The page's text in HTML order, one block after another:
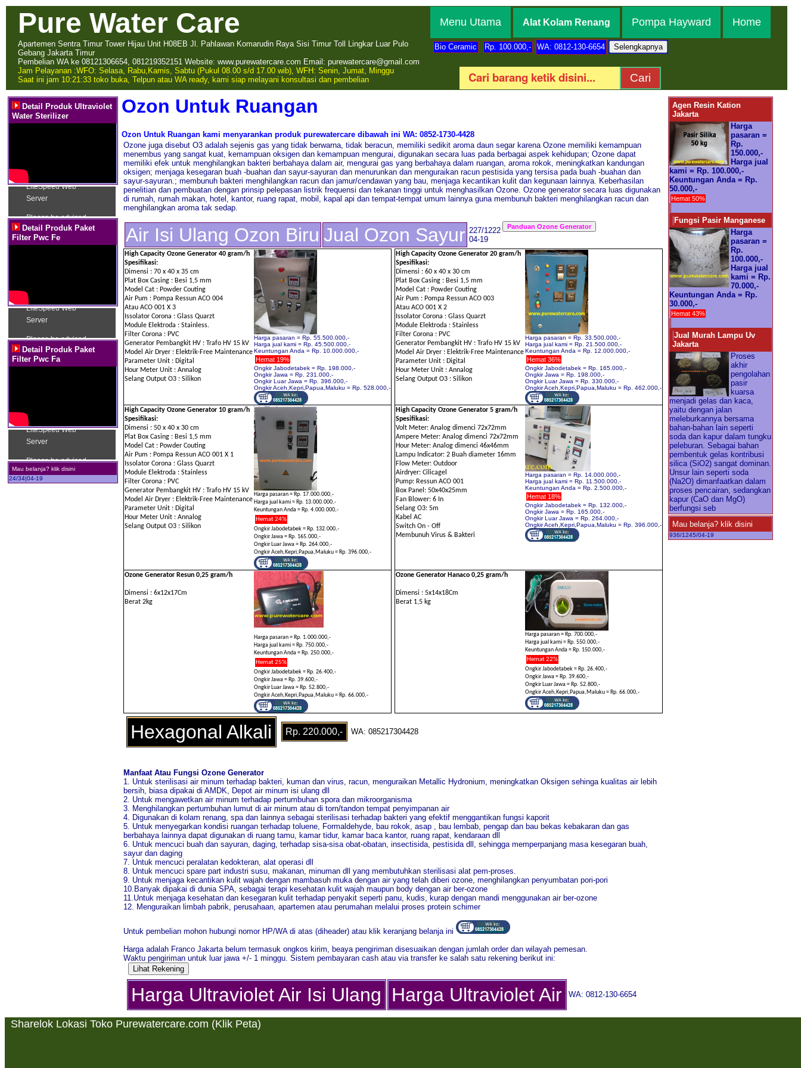
Pure Water Care
Apartemen Sentra Timur Tower Hijau Unit H08EB Jl. Pahlawan Komarudin Raya Sisi Timur Toll Lingkar Luar Pulo
Gebang Jakarta Timur
Pembelian WA ke 08121306654, 081219352151 Website: www.purewatercare.com Email: purewatercare@gmail.com
Jam Pelayanan :WFO: Selasa, Rabu,Kamis, Sabtu (Pukul 08.00 s/d 17.00 wib), WFH: Senin, Jumat, Minggu
Saat ini jam 10:21:33 toko buka, Telpun atau WA ready, kami siap melayani konsultasi dan pembelian
Menu Utama Alat Kolam Renang Pompa Hayward Home
Bio Ceramic Rp. 100.000,- WA: 0812-130-6654
Detail Produk Ultraviolet
Water Sterilizer
Detail Produk Paket
Filter Pwc Fe
Detail Produk Paket
Filter Pwc Fa
Mau belanja? klik disini
24/34|04-19
Ozon Untuk Ruangan
Ozon Untuk Ruangan kami menyarankan produk purewatercare dibawah ini WA: 0852-1730-4428
Ozone juga disebut O3 adalah sejenis gas yang tidak berwarna, tidak beracun, memiliki sedikit aroma daun segar karena Ozone memiliki kemampuan
menembus yang sangat kuat, kemampuan oksigen dan kemampuan mengurai, digunakan secara luas pada berbagai aspek kehidupan; Ozone dapat
memiliki efek untuk menghilangkan bakteri berbahaya dalam air, mengurai gas yang berbahaya dalam ruangan, aroma rokok, meningkatkan kandungan
oksigen; menjaga kesegaran buah -buahan dan sayur-sayuran dan menurunkan dan menguraikan racun pestisida yang tersisa pada buah -buahan dan
sayur-sayuran.; membunuh bakteri menghilangkan racun dan jamur/cendawan yang bau, menjaga kecantikan kulit dan kegunaan lainnya. Keberhasilan
penelitian dan pembuatan dengan prinsip pelepasan listrik frequensi dan tekanan tinggi untuk menghasilkan Ozone. Ozone generator secara luas digunakan
di rumah, rumah makan, hotel, kantor, ruang rapat, mobil, kapal api dan tempat-tempat umum lainnya guna membunuh bakteri menghilangkan racun dan
menghilangkan aroma tak sedap.
Air Isi Ulang Ozon Biru Jual Ozon Sayur 227/1222
04-19
High Capacity Ozone Generator 40 gram/h
Spesifikasi:
Dimensi : 70 x 40 x 35 cm
Plat Box Casing : Besi 1,5 mm
Model Cat : Powder Couting
Air Pum : Pompa Ressun ACO 004
Atau ACO 001 X 3
Issolator Corona : Glass Quarzt
Module Elektroda : Stainless.
Filter Corona : PVC
Generator Pembangkit HV : Trafo HV 15 kV
Model Air Dryer : Elektrik-Free Maintenance
Parameter Unit : Digital
Hour Meter Unit : Annalog
Selang Output O3 : Silikon
Harga pasaran = Rp. 55.500.000,-
Harga jual kami = Rp. 45.500.000,-
Keuntungan Anda = Rp. 10.000.000,-
Hemat 19%
Ongkir Jabodetabek = Rp. 198.000,-
Ongkir Jawa = Rp. 231.000,-
Ongkir Luar Jawa = Rp. 396.000,-
Ongkir Aceh,Kepri,Papua,Maluku = Rp. 528.000,-
High Capacity Ozone Generator 20 gram/h
Spesifikasi:
Dimensi : 60 x 40 x 30 cm
Plat Box Casing : Besi 1,5 mm
Model Cat : Powder Couting
Air Pum : Pompa Ressun ACO 003
Atau ACO 001 X 2
Issolator Corona : Glass Quarzt
Module Elektroda : Stainless
Filter Corona : PVC
Generator Pembangkit HV : Trafo HV 15 kV
Model Air Dryer : Elektrik-Free Maintenance
Parameter Unit : Digital
Hour Meter Unit : Annalog
Selang Output O3 : Silikon
Harga pasaran = Rp. 33.500.000,-
Harga jual kami = Rp. 21.500.000,-
Keuntungan Anda = Rp. 12.000.000,-
Hemat 36%
Ongkir Jabodetabek = Rp. 165.000,-
Ongkir Jawa = Rp. 198.000,-
Ongkir Luar Jawa = Rp. 330.000,-
Ongkir Aceh,Kepri,Papua,Maluku = Rp. 462.000,-
High Capacity Ozone Generator 10 gram/h
Spesifikasi:
Dimensi : 50 x 40 x 30 cm
Plat Box Casing : Besi 1,5 mm
Model Cat : Powder Couting
Air Pum : Pompa Ressun ACO 001 X 1
Issolator Corona : Glass Quarzt
Module Elektroda : Stainless
Filter Corona : PVC
Generator Pembangkit HV : Trafo HV 15 kV
Model Air Dryer : Elektrik-Free Maintenance
Parameter Unit : Digital
Hour Meter Unit : Annalog
Selang Output O3 : Silikon
Harga pasaran = Rp. 17.000.000,-
Harga jual kami = Rp. 13.000.000,-
Keuntungan Anda = Rp. 4.000.000,-
Hemat 24%
Ongkir Jabodetabek = Rp. 132.000,-
Ongkir Jawa = Rp. 165.000,-
Ongkir Luar Jawa = Rp. 264.000,-
Ongkir Aceh,Kepri,Papua,Maluku = Rp. 396.000,-
High Capacity Ozone Generator 5 gram/h
Spesifikasi:
Volt Meter: Analog dimenci 72x72mm
Ampere Meter: Analog dimenci 72x72mm
Hour Meter: Analog dimenci 46x46mm
Lampu Indicator: 2 Buah diameter 16mm
Flow Meter: Outdoor
Airdryer: Cilicagel
Pump: Ressun ACO 001
Box Panel: 50x40x25mm
Fan Blower: 6 In
Selang O3: 5m
Kabel AC
Switch On - Off
Membunuh Virus & Bakteri
Harga pasaran = Rp. 14.000.000,-
Harga jual kami = Rp. 11.500.000,-
Keuntungan Anda = Rp. 2.500.000,-
Hemat 18%
Ongkir Jabodetabek = Rp. 132.000,-
Ongkir Jawa = Rp. 165.000,-
Ongkir Luar Jawa = Rp. 264.000,-
Ongkir Aceh,Kepri,Papua,Maluku = Rp. 396.000,-
Ozone Generator Resun 0,25 gram/h
Dimensi : 6x12x17Cm
Berat 2kg
Harga pasaran = Rp. 1.000.000,-
Harga jual kami = Rp. 750.000,-
Keuntungan Anda = Rp. 250.000,-
Hemat 25%
Ongkir Jabodetabek = Rp. 26.400,-
Ongkir Jawa = Rp. 39.600,-
Ongkir Luar Jawa = Rp. 52.800,-
Ongkir Aceh,Kepri,Papua,Maluku = Rp. 66.000,-
Ozone Generator Hanaco 0,25 gram/h
Dimensi : 5x14x18Cm
Berat 1,5 kg
Harga pasaran = Rp. 700.000,-
Harga jual kami = Rp. 550.000,-
Keuntungan Anda = Rp. 150.000,-
Hemat 22%
Ongkir Jabodetabek = Rp. 26.400,-
Ongkir Jawa = Rp. 39.600,-
Ongkir Luar Jawa = Rp. 52.800,-
Ongkir Aceh,Kepri,Papua,Maluku = Rp. 66.000,-
Hexagonal Alkali Rp. 220.000,- WA: 085217304428
Manfaat Atau Fungsi Ozone Generator
1. Untuk sterilisasi air minum terhadap bakteri, kuman dan virus, racun, menguraikan Metallic Hydronium, meningkatkan Oksigen sehinga kualitas air lebih
bersih, biasa dipakai di AMDK, Depot air minum isi ulang dll
2. Untuk mengawetkan air minum terhadap pertumbuhan spora dan mikroorganisma
3. Menghilangkan pertumbuhan lumut di air minum atau di torn/tandon tempat penyimpanan air
4. Digunakan di kolam renang, spa dan lainnya sebagai sterilisasi terhadap bakteri yang efektif menggantikan fungsi kaporit
5. Untuk menyegarkan kondisi ruangan terhadap toluene, Formaldehyde, bau rokok, asap , bau lembab, pengap dan bau bekas kebakaran dan gas
berbahaya lainnya dapat digunakan di ruang tamu, kamar tidur, kamar baca kantor, ruang rapat, kendaraan dll
6. Untuk mencuci buah dan sayuran, daging, terhadap sisa-sisa obat-obatan, insectisida, pestisida dll, sehingga memperpanjang masa kesegaran buah,
sayur dan daging
7. Untuk mencuci peralatan kedokteran, alat operasi dll
8. Untuk mencuci spare part industri susu, makanan, minuman dll yang membutuhkan sterilisasi alat pem-proses.
9. Untuk menjaga kecantikan kulit wajah dengan mambasuh muka dengan air yang telah diberi ozone, menghilangkan penyumbatan pori-pori
10.Banyak dipakai di dunia SPA, sebagai terapi kesehatan kulit wajah maupun body dengan air ber-ozone
11.Untuk menjaga kesehatan dan kesegaran kulit terhadap penyakit seperti panu, kudis, kurap dengan mandi menggunakan air ber-ozone
12. Menguraikan limbah pabrik, perusahaan, apartemen atau perumahan melalui proses protein schimer
Untuk pembelian mohon hubungi nomor HP/WA di atas (diheader) atau klik keranjang belanja ini
Harga adalah Franco Jakarta belum termasuk ongkos kirim, beaya pengiriman disesuaikan dengan jumlah order dan wilayah pemesan.
Waktu pengiriman untuk luar jawa +/- 1 minggu. Sistem pembayaran cash atau via transfer ke salah satu rekening berikut ini:
Harga Ultraviolet Air Isi Ulang Harga Ultraviolet Air WA: 0812-130-6654
Agen Resin Kation
Jakarta
Harga
pasaran =
Rp.
150.000,-
Harga jual
kami = Rp. 100.000,-
Keuntungan Anda = Rp.
50.000,-
Hemat 50%
Fungsi Pasir Manganese
Harga
pasaran =
Rp.
100.000,-
Harga jual
kami = Rp.
70.000,-
Keuntungan Anda = Rp.
30.000,-
Hemat 43%
Jual Murah Lampu Uv
Jakarta
Proses
akhir
pengolahan
pasir
kuarsa
menjadi gelas dan kaca,
yaitu dengan jalan
meleburkannya bersama
bahan-bahan lain seperti
soda dan kapur dalam tungku
peleburan. Sebagai bahan
pembentuk gelas kontribusi
silica (SiO2) sangat dominan.
Unsur lain seperti soda
(Na2O) dimanfaatkan dalam
proses pencairan, sedangkan
kapur (CaO dan MgO)
berfungsi seb
Mau belanja? klik disini
936/1245/04-19
Sharelok Lokasi Toko Purewatercare.com (Klik Peta)